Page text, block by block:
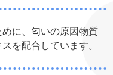
に、匂いの原因物質
を配合しています。